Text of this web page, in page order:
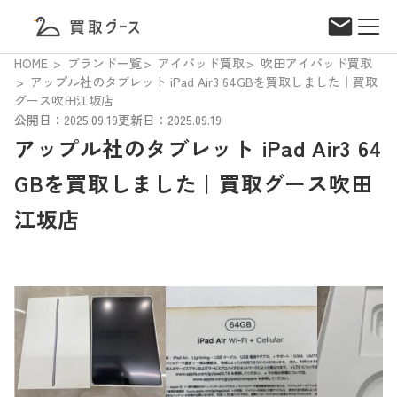
HOME ブランド一覧 アイパッド買取
吹田アイパッド買取
アップル社のタブレット iPad Air3 64GBを買取しました｜買取
グース吹田江坂店
公開日：2025.09.19更新日：2025.09.19
アップル社のタブレット iPad Air3 64
GBを買取しました｜買取グース吹田
江坂店